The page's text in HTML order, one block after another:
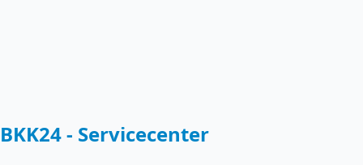
BKK24 - Servicecenter